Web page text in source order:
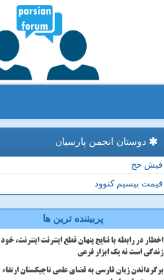
دوستان انجمن پارسیان
فیش حج
قیمت بیسیم کنوود
پربیننده ترین ها
اخطار در رابطه با نتایج پنهان قطع اینترنت اینترنت، خود
زندگی است نه یک ابزار فرعی
برگرداندن زبان فارسی به فضای علمی تاجیکستان ارتقاء